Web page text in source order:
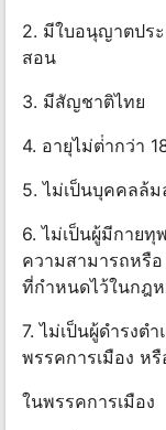
2. มีใบอนุญาตปร
สอน
3. มีสัญชาติไทย
4. อายุไม่ต่ํากว่า
5. ไม่เป็นบุคคลล้ม
6. ไม่เป็นผู้มีกาย
ความสามารถหรื
ที่กําหนดไว้ในกฎห
7. ไม่เป็นผู้ดํารงตํ
พรรคการเมือง ห
ในพรรคการเมือง